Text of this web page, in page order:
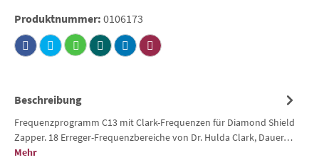
Produktnummer: 0106173
Beschreibung
Frequenzprogramm C13 mit Clark-Frequenzen für Diamond Shield
Zapper. 18 Erreger-Frequenzbereiche von Dr. Hulda Clark, Dauer…
Mehr